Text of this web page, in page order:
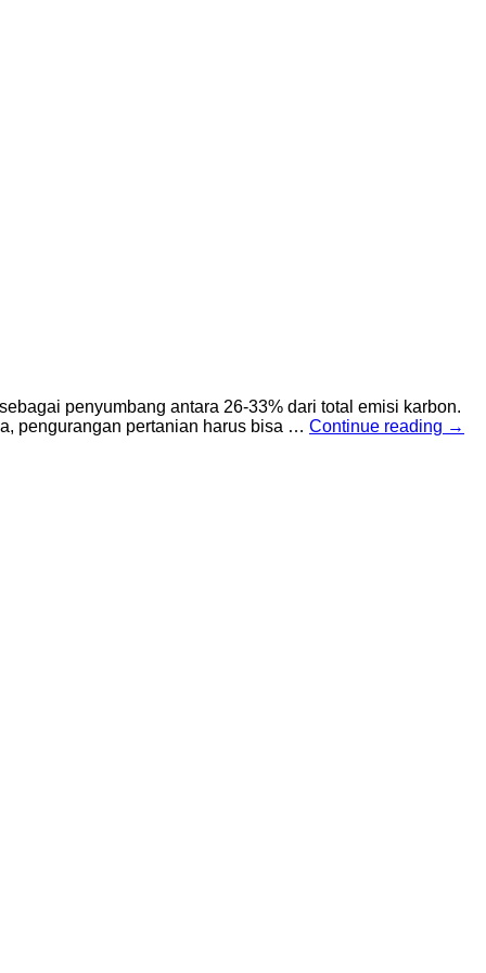
penyumbang antara 26-33% dari total emisi karbon.
pengurangan pertanian harus bisa … Continue reading →